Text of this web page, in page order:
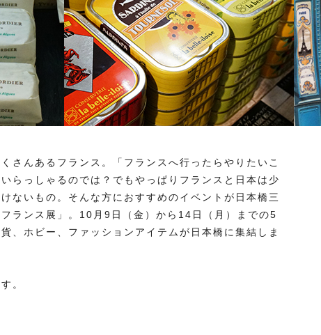
さんあるフランス。「フランスへ行ったらやりたいこ
らっしゃるのでは？でもやっぱりフランスと日本は少
ないもの。そんな方におすすめのイベントが日本橋三
ランス展」。10月9日（金）から14日（月）までの5
、ホビー、ファッションアイテムが日本橋に集結しま
。